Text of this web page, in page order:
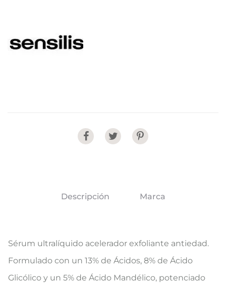
Share
Descripción Marca
Sérum ultralíquido acelerador exfoliante antiedad.
Formulado con un 13% de Ácidos, 8% de Ácido
Glicólico y un 5% de Ácido Mandélico, potenciado